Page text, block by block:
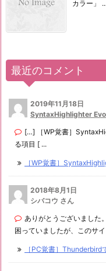
カラー」 ...
最近のコメント
2019年11月18日
SyntaxHighlighter
[…] ［WP覚書］
る項目 [ ...
［WP覚書］
2018年8月1日
シバコウ さん
ありがとうございました
困っていましたが、このサ
［PC覚書］Thunderbird